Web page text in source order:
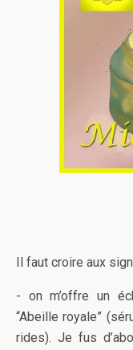
Il faut croire aux
- on m’offre un
“Abeille royale”
rides). Je fus